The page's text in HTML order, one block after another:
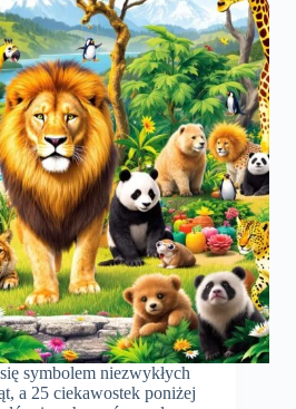
symbolem niezwykłych
a 25 ciekawostek poniżej